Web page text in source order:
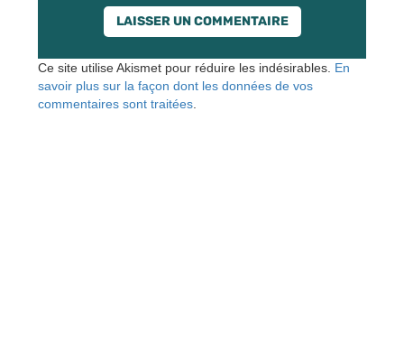
Ce site utilise Akismet pour réduire les indésirables. En
savoir plus sur la façon dont les données de vos
commentaires sont traitées.